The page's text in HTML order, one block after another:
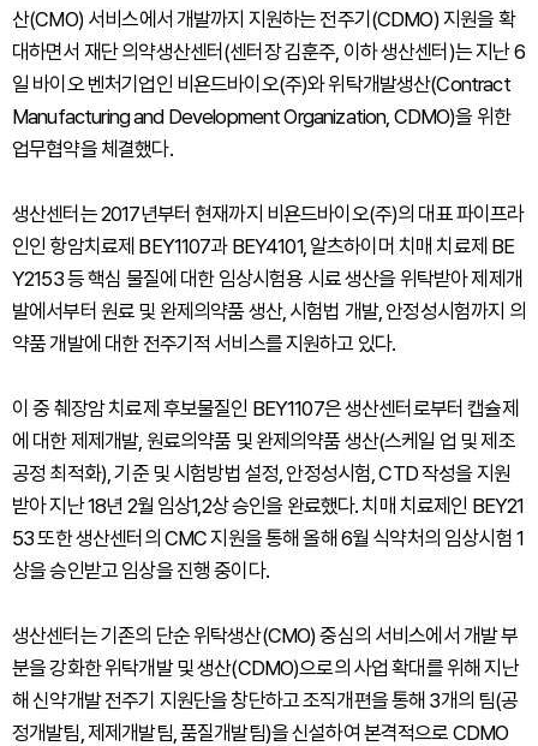
산(CMO) 서비스에서 개발까지 지원하는 전주기(CDMO) 지원을 확
대하면서 재단 의약생산센터(센터장 김훈주, 이하 생산센터)는 지난 6
일 바이오 벤처기업인 비욘드바이오(주)와 위탁개발생산(Contract
Manufacturing and Development Organization, CDMO)을 위한
업무협약을 체결했다.
생산센터는 2017년부터 현재까지 비욘드바이오(주)의 대표 파이프라
인인 항암치료제 BEY1107과 BEY4101, 알츠하이머 치매 치료제 BE
Y2153 등 핵심 물질에 대한 임상시험용 시료 생산을 위탁받아 제제개
발에서부터 원료 및 완제의약품 생산, 시험법 개발, 안정성시험까지 의
약품 개발에 대한 전주기적 서비스를 지원하고 있다.
이 중 췌장암 치료제 후보물질인 BEY1107은 생산센터로부터 캡슐제
에 대한 제제개발, 원료의약품 및 완제의약품 생산(스케일 업 및 제조
공정 최적화), 기준 및 시험방법 설정, 안정성시험, CTD 작성을 지원
받아 지난 18년 2월 임상1,2상 승인을 완료했다. 치매 치료제인 BEY21
53 또한 생산센터의 CMC 지원을 통해 올해 6월 식약처의 임상시험 1
상을 승인받고 임상을 진행 중이다.
생산센터는 기존의 단순 위탁생산(CMO) 중심의 서비스에서 개발 부
분을 강화한 위탁개발 및 생산(CDMO)으로의 사업 확대를 위해 지난
해 신약개발 전주기 지원단을 창단하고 조직개편을 통해 3개의 팀(공
정개발팀, 제제개발팀, 품질개발팀)을 신설하여 본격적으로 CDMO